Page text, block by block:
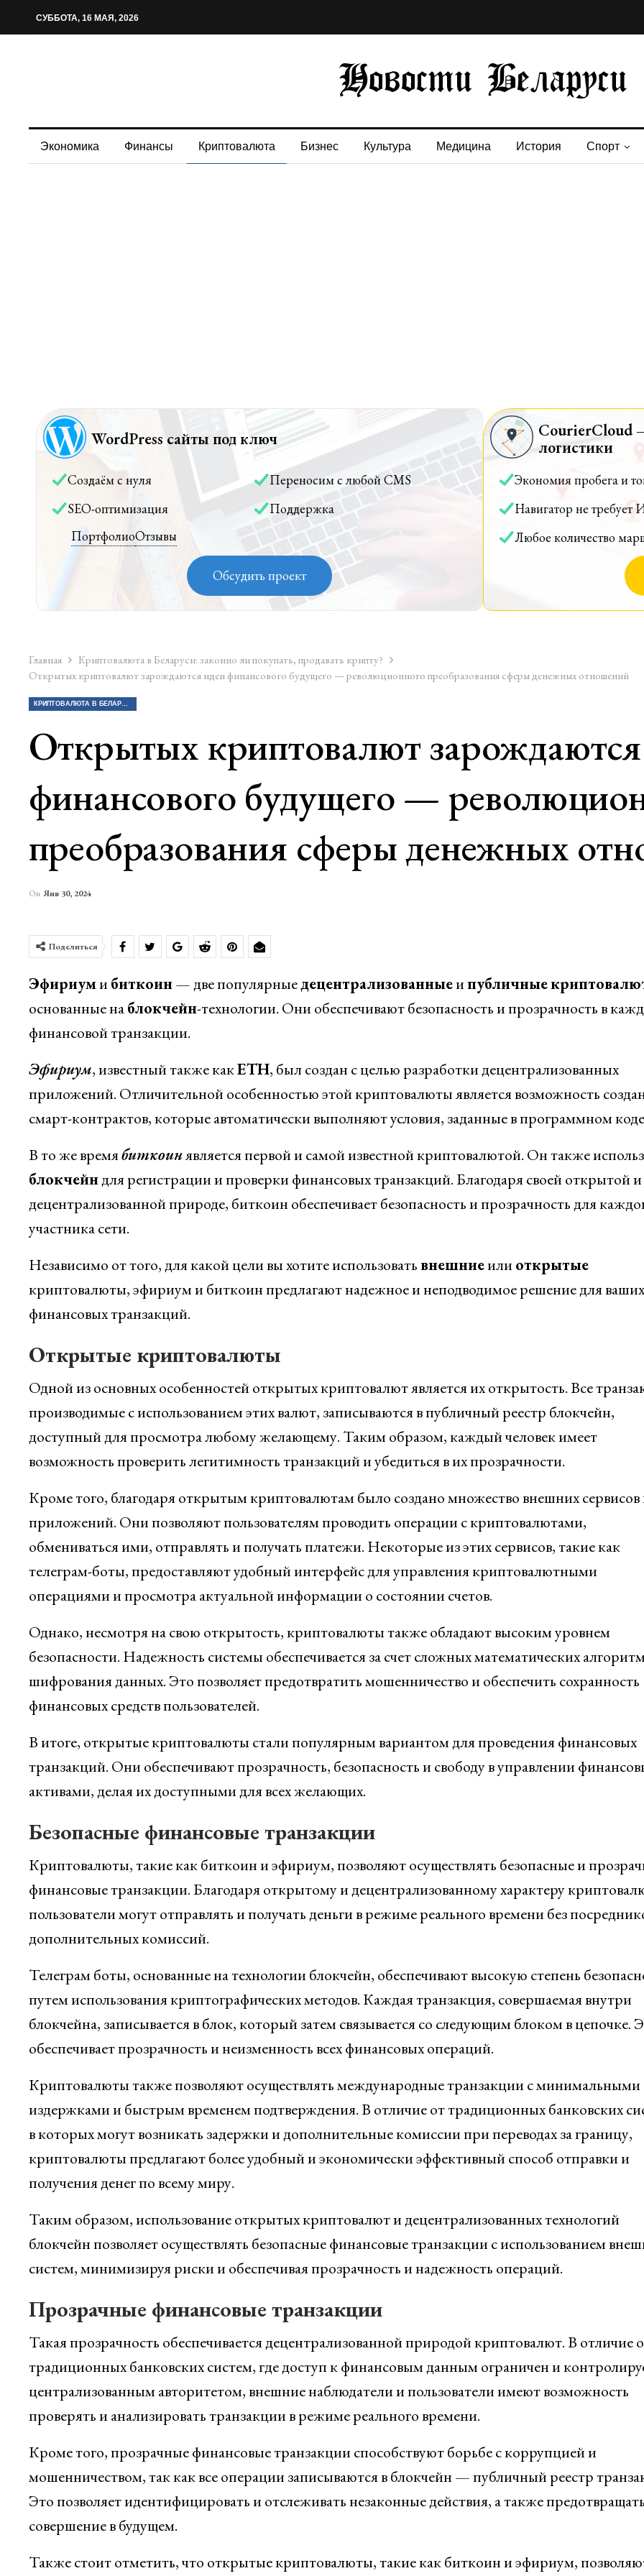
СУББОТА, 16 МАЯ, 2026
Экономика Финансы Криптовалюта Бизнес Культура Медицина История Спорт
WordPress сайты под ключ
Создаём с нуля
Переносим с любой CMS
SEO-оптимизация
Поддержка
ПортфолиоОтзывы
Обсудить проект
CourierCloud
логистики
Экономия пробега и
Навигатор не требует
Любое количество
Главная
Криптовалюта в Беларуси: законно ли покупать, продавать крипту?
Открытых криптовалют зарождаются идеи финансового будущего — революционного преобразования сферы денежных отношений
КРИПТОВАЛЮТА В БЕЛАРУСИ: ЗАКОННО ЛИ ПОКУПАТЬ, ПРОДАВАТЬ КРИПТУ?
Открытых криптовалют
финансового будущего —
преобразования сферы денежных
On Янв 30, 2024
Поделиться
Эфириуми биткоин— две популярныедецентрализованныеипубличные
основанные наблокчейн-технологии. Они обеспечивают безопасность и прозрачность в
финансовой транзакции.
Эфириум, известный также какETH, был создан с целью разработки децентрализованных
приложений. Отличительной особенностью этой криптовалюты является возможность
смарт-контрактов, которые автоматически выполняют условия, заданные в программном
В то же времябиткоинявляется первой и самой известной криптовалютой. Он также
блокчейндля регистрации и проверки финансовых транзакций. Благодаря своей открытой и
децентрализованной природе, биткоин обеспечивает безопасность и прозрачность для
участника сети.
Независимо от того, для какой цели вы хотите использовать внешниеили открытые
криптовалюты, эфириум и биткоин предлагают надежное и неподводимое решение для ваших
финансовых транзакций.
Открытые криптовалюты
Одной из основных особенностей открытых криптовалют является их открытость. Все
производимые с использованием этих валют, записываются в публичный реестр блокчейн,
доступный для просмотра любому желающему. Таким образом, каждый человек имеет
возможность проверить легитимность транзакций и убедиться в их прозрачности.
Кроме того, благодаря открытым криптовалютам было создано множество внешних сервисов
приложений. Они позволяют пользователям проводить операции с криптовалютами,
обмениваться ими, отправлять и получать платежи. Некоторые из этих сервисов, такие как
телеграм-боты, предоставляют удобный интерфейс для управления криптовалютными
операциями и просмотра актуальной информации о состоянии счетов.
Однако, несмотря на свою открытость, криптовалюты также обладают высоким уровнем
безопасности. Надежность системы обеспечивается за счет сложных математических
шифрования данных. Это позволяет предотвратить мошенничество и обеспечить сохранность
финансовых средств пользователей.
В итоге, открытые криптовалюты стали популярным вариантом для проведения финансовых
транзакций. Они обеспечивают прозрачность, безопасность и свободу в управлении
активами, делая их доступными для всех желающих.
Безопасные финансовые транзакции
Криптовалюты, такие как биткоин и эфириум, позволяют осуществлять безопасные и
финансовые транзакции. Благодаря открытому и децентрализованному характеру
пользователи могут отправлять и получать деньги в режиме реального времени без
дополнительных комиссий.
Телеграм боты, основанные на технологии блокчейн, обеспечивают высокую степень
путем использования криптографических методов. Каждая транзакция, совершаемая внутри
блокчейна, записывается в блок, который затем связывается со следующим блоком в цепочке.
обеспечивает прозрачность и неизменность всех финансовых операций.
Криптовалюты также позволяют осуществлять международные транзакции с минимальными
издержками и быстрым временем подтверждения. В отличие от традиционных банковских
в которых могут возникать задержки и дополнительные комиссии при переводах за границу,
криптовалюты предлагают более удобный и экономически эффективный способ отправки и
получения денег по всему миру.
Таким образом, использование открытых криптовалют и децентрализованных технологий
блокчейн позволяет осуществлять безопасные финансовые транзакции с использованием
систем, минимизируя риски и обеспечивая прозрачность и надежность операций.
Прозрачные финансовые транзакции
Такая прозрачность обеспечивается децентрализованной природой криптовалют. В отличие
традиционных банковских систем, где доступ к финансовым данным ограничен и
централизованным авторитетом, внешние наблюдатели и пользователи имеют возможность
проверять и анализировать транзакции в режиме реального времени.
Кроме того, прозрачные финансовые транзакции способствуют борьбе с коррупцией и
мошенничеством, так как все операции записываются в блокчейн — публичный реестр
Это позволяет идентифицировать и отслеживать незаконные действия, а также
совершение в будущем.
Также стоит отметить, что открытые криптовалюты, такие как биткоин и эфириум,